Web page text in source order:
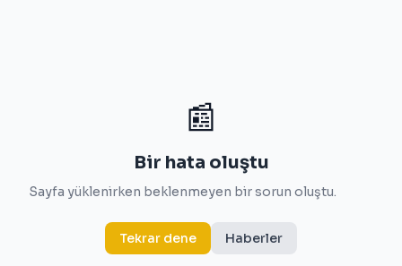
📰
Bir hata oluştu
Sayfa yüklenirken beklenmeyen bir sorun oluştu.
Tekrar dene Haberler